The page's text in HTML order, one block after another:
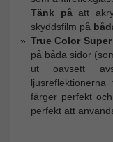
Tänk påatt
skyddsfilm på
True Color
på båda sidor
ut oavsett
färger perfekt
perfekt att